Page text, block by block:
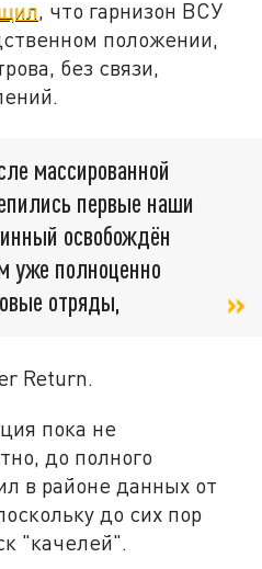
, что гарнизон ВСУ
положении,
без связи,
массированной
первые наши
освобождён
уже полноценно
отряды,
Return.
пока не
до полного
в районе данных от
до сих пор
"качелей".